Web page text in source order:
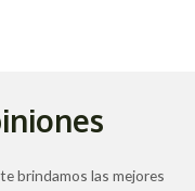
brindamos las mejores